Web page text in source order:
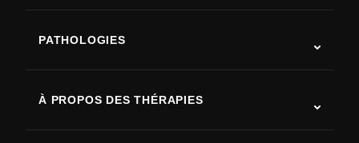
PATHOLOGIES
À PROPOS DES THÉRAPIES